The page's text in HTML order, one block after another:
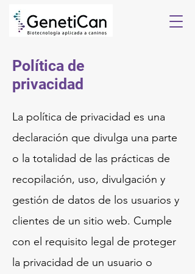
Política de
privacidad
La política de privacidad es una
declaración que divulga una parte
o la totalidad de las prácticas de
recopilación, uso, divulgación y
gestión de datos de los usuarios y
clientes de un sitio web. Cumple
con el requisito legal de proteger
la privacidad de un usuario o